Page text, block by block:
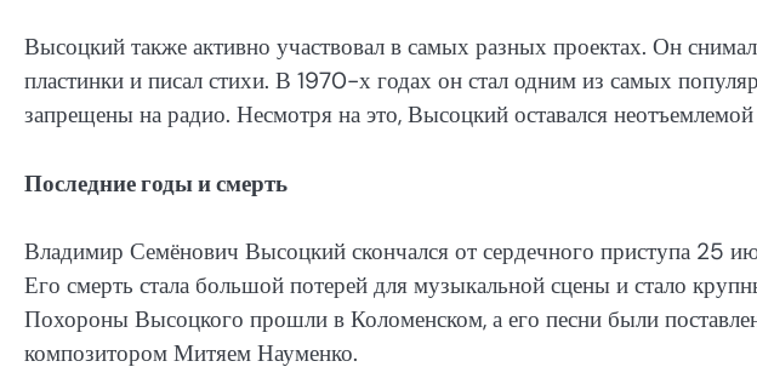
Высоцкий также активно участвовал в самых разных проектах. Он
пластинки и писал стихи. В 1970-х годах он стал одним из самых
запрещены на радио. Несмотря на это, Высоцкий оставался
Последние годы и смерть
Владимир Семёнович Высоцкий скончался от сердечного приступа 25
Его смерть стала большой потерей для музыкальной сцены и стало
Похороны Высоцкого прошли в Коломенском, а его песни были
композитором Митяем Науменко.